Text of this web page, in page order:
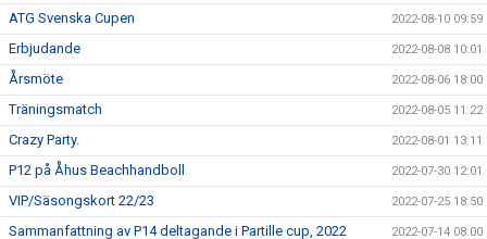
ATG Svenska Cupen 2022-08-10 09:59
Erbjudande 2022-08-08 10:01
Årsmöte 2022-08-06 18:00
Träningsmatch 2022-08-05 11:22
Crazy Party. 2022-08-01 13:11
P12 på Åhus Beachhandboll 2022-07-30 12:01
VIP/Säsongskort 22/23 2022-07-25 18:50
Sammanfattning av P14 deltagande i Partille cup, 2022 2022-07-14 08:00